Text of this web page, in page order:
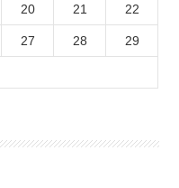
20 21 22
27 28 29